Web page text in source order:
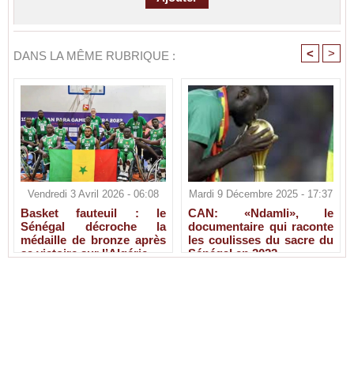
DANS LA MÊME RUBRIQUE : < >
Vendredi 3 Avril 2026 - 06:08
Basket fauteuil : le
Sénégal décroche la
médaille de bronze après
sa victoire sur l’Algérie
Mardi 9 Décembre 2025 - 17:37
CAN: «Ndamli», le
documentaire qui raconte
les coulisses du sacre du
Sénégal en 2022